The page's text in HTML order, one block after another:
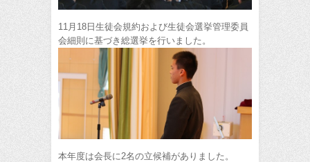
11月18日生徒会規約および生徒会選挙管理委員
会細則に基づき総選挙を行いました。
本年度は会長に2名の立候補がありました。